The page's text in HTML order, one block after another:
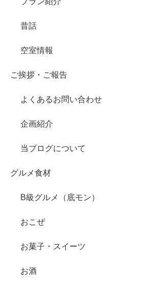
昔話
空室情報
ご挨拶・ご報告
よくあるお問い合わせ
企画紹介
当ブログについて
グルメ食材
B級グルメ（底モン）
おこぜ
お菓子・スイーツ
お酒